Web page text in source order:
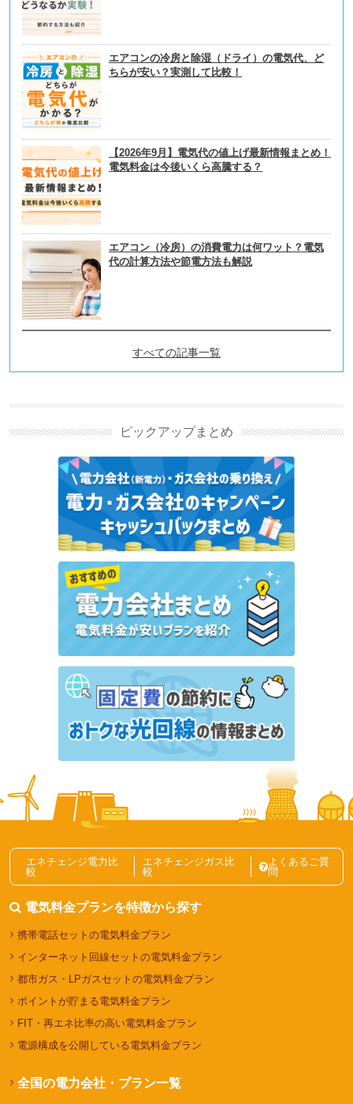
エアコンの冷房と除湿（ドライ）の電気代、ど
ちらが安い？実測して比較！
【2026年9月】電気代の値上げ最新情報まとめ！
電気料金は今後いくら高騰する？
エアコン（冷房）の消費電力は何ワット？電気
代の計算方法や節電方法も解説
すべての記事一覧
15,000円分の特典【2026年8月】
東邦ガスのキャンペーン・特典情報｜5,000円キャッ
シュバック【2026年8月】
編集部オススメ キャンペーン
エネアーク関東にはどんな都市ガスプランがある？特
徴や支払い方法もあわせて解説
ガス代はこうして節約できた！東京ガスからレモンガ
広島ガスってどんな会社？ガス料金プランの特徴や評
判を紹介
ガス会社 ガス料金プラン
ガス自由化とは？仕組みやガス会社の選び方を解説記事一覧
ピックアップまとめ
エネチェンジ電力比
較
エネチェンジガス比
較
よくあるご質
問
電気料金プランを特徴から探す
携帯電話セットの電気料金プラン
インターネット回線セットの電気料金プラン
都市ガス・LPガスセットの電気料金プラン
ポイントが貯まる電気料金プラン
FIT・再エネ比率の高い電気料金プラン
電源構成を公開している電気料金プラン
全国の電力会社・プラン一覧